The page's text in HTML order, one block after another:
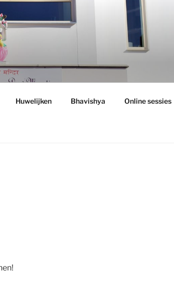
Huwelijken Bhavishya Online sessies